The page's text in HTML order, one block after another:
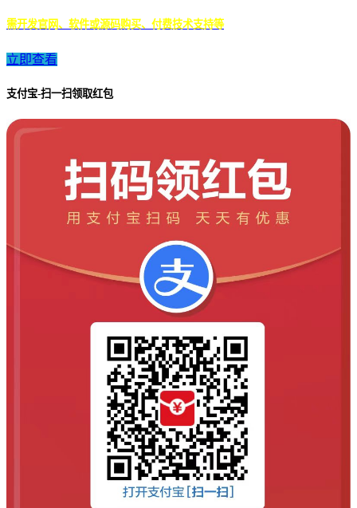
需开发官网、软件或源码购买、付费技术支持等
立即查看
支付宝-扫一扫领取红包